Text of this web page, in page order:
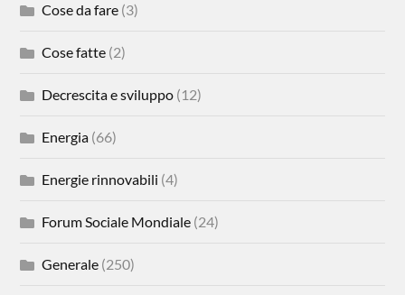
Cose da fare (3)
Cose fatte (2)
Decrescita e sviluppo (12)
Energia (66)
Energie rinnovabili (4)
Forum Sociale Mondiale (24)
Generale (250)